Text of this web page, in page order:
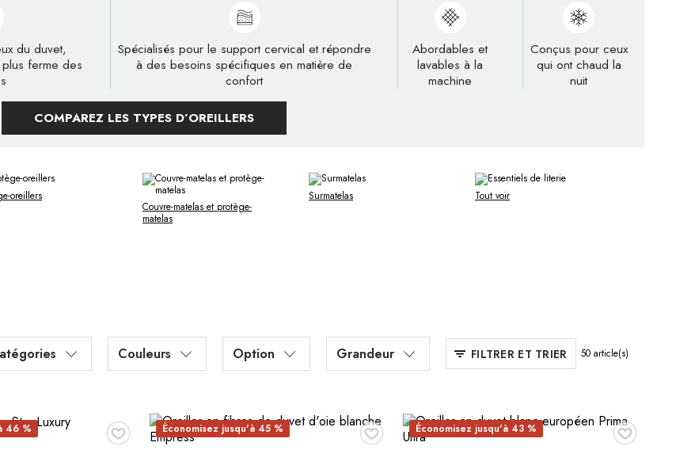
du duvet,
ferme des
Spécialisés pour le support cervical et répondre
à des besoins spécifiques en matière de
confort
Abordables et
lavables à la
machine
Conçus pour ceux
qui ont chaud la
nuit
COMPAREZ LES TYPES D’OREILLERS
oreillers
Couvre-matelas et protège-
matelas
Surmatelas Tout voir
Couleurs Option Grandeur 50 article(s)
FILTRER ET TRIER
♥
46 % ♥
Économisez jusqu'à 45 % ♥
Économisez jusqu'à 43 %